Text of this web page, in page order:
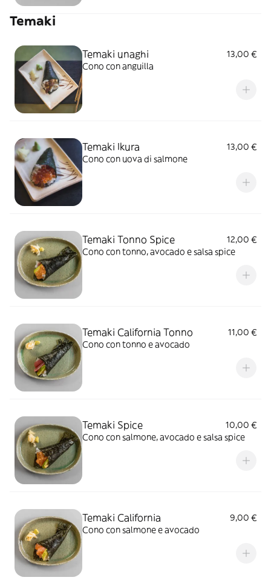
Temaki
Temaki unaghi
13,00 €
Cono con anguilla
Temaki Ikura
13,00 €
Cono con uova di salmone
Temaki Tonno Spice
12,00 €
Cono con tonno, avocado e salsa spice
Temaki California Tonno
11,00 €
Cono con tonno e avocado
Temaki Spice
10,00 €
Cono con salmone, avocado e salsa spice
Temaki California
9,00 €
Cono con salmone e avocado